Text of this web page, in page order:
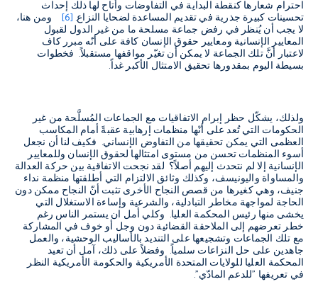
احترام شعارها كنقطة البداية في التفاوضات وأتاح لها ذلك إحداث
تحسينات كبيرة جذرية في تقديم المساعدة لضحايا النزاع. [6] ومن هنا،
لا يجب أن يُنظر في رفض جماعة مسلحة ما من غير الدول لقبول
المعايير الإنسانية ومعايير حقوق الإنسان كافة على أنّه مبرر كاف
لاعتبار أنَّ تلك الجماعة لا يمكن أن تغيّر مواقفها مستقبلاً. فخطوات
بسيطة اليوم بمقدورها تحقيق الامتثال الأكبر غداً.
ولذلك، يشكّل حظر إبرام الاتفاقيات مع الجماعات المُسلَّحة من غير
الحكومات التي تُعد على أنّها منظمات إرهابية عقبةً أمام المكاسب
العظمى التي يمكن تحقيقها من التفاوض الإنساني. فكيف لنا أن نجعل
أسوء المنظمات تحسن من مستوى امتثالها لحقوق الإنسان وللمعايير
الإنسانية إلا لم نتحدث إليهم أصلاً؟ لقد نجحت الاتفاقية بين حركة العدالة
والمساواة واليونيسف، وكذلك وثائق الالتزام التي أطلقتها منظمة نداء
جنيف، وهي كغيرها من قصص النجاح الأخرى تثبت أنّ النجاح ممكن دون
الحاجة لمواجهة مخاطر التبادلية، والشرعية وإساءة الاستغلال التي
يخشى منها رئيس المحكمة العليا. وكلي أمل ان يستمر الناس رغم
خطر تعرضهم إلى الملاحقة القضائية دون وجل أو خوف في المشاركة
مع تلك الجماعات وتشجيعها على التنديد بالأساليب الوحشية، والعمل
جاهدين على حل النزاعات سلمياً. وفضلاً على ذلك، آمل أن تعيد
المحكمة العليا للولايات المتحدة الأمريكية والحكومة الأمريكية النظر
في تعريفها "للدعم المادّي".